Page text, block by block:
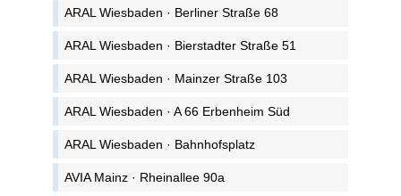
ARAL Wiesbaden · Berliner Straße 68
ARAL Wiesbaden · Bierstadter Straße 51
ARAL Wiesbaden · Mainzer Straße 103
ARAL Wiesbaden · A 66 Erbenheim Süd
ARAL Wiesbaden · Bahnhofsplatz
AVIA Mainz · Rheinallee 90a